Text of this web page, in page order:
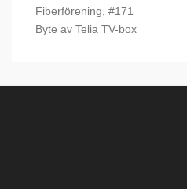
Fiberförening, #171
Byte av Telia TV-box